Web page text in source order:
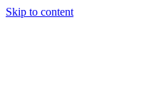
Skip to content